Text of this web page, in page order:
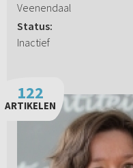
Veenendaal
Status:
Inactief
122
ARTIKELEN